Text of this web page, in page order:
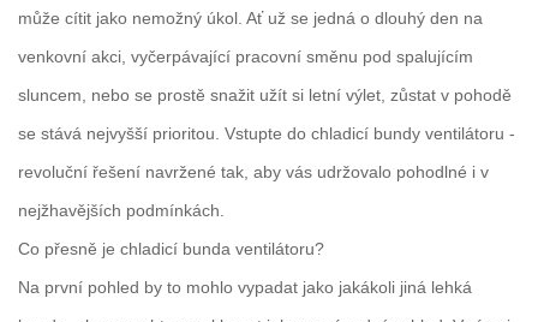
může cítit jako nemožný úkol. Ať už se jedná o dlouhý den na
venkovní akci, vyčerpávající pracovní směnu pod spalujícím
sluncem, nebo se prostě snažit užít si letní výlet, zůstat v pohodě
se stává nejvyšší prioritou. Vstupte do chladicí bundy ventilátoru -
revoluční řešení navržené tak, aby vás udržovalo pohodlné i v
nejžhavějších podmínkách.
Co přesně je chladicí bunda ventilátoru?
Na první pohled by to mohlo vypadat jako jakákoli jiná lehká